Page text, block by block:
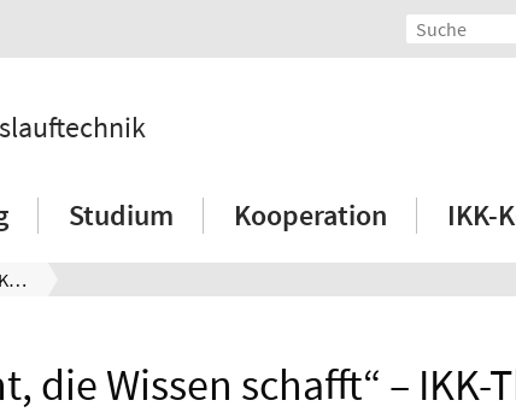
Studium Kooperation IKK-
„Die Nacht, die Wissen schafft“ – IKK-Themen waren ein großer Besuchermagnet
die Wissen schafft“ – IKK-